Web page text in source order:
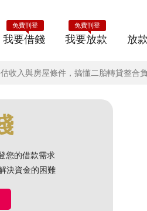
我要借錢
免費刊登
我要放款
免費刊登
放
收入與房屋條件，搞懂二胎轉貸整
您的借款需求
決資金的困難